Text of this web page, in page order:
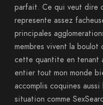
parfait. Ce qui veut dire
represente assez
principales
membres vivent la boulot
cette quantite en tenant
entier tout mon monde
accomplis coquines
situation comme